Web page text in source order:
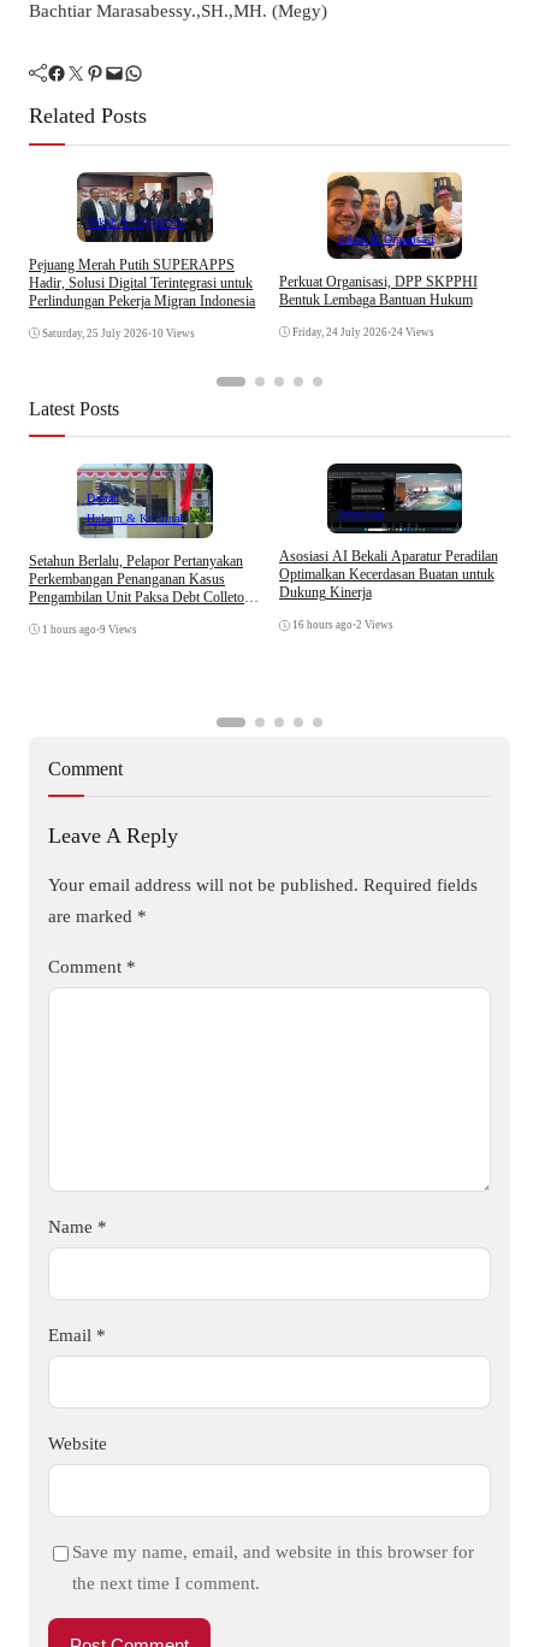
Bachtiar Marasabessy.,SH.,MH. (Megy)
Facebook Twitter Pinterest Mail WhatsApp
Related Posts
Tokoh & Organisasi
Pejuang Merah Putih SUPERAPPS
Hadir, Solusi Digital Terintegrasi untuk
Perlindungan Pekerja Migran Indonesia
Saturday, 25 July 2026•10 Views
Tokoh & Organisasi
Perkuat Organisasi, DPP SKPPHI
Bentuk Lembaga Bantuan Hukum
Friday, 24 July 2026•24 Views
Latest Posts
Daerah
Hukum & Kriminal
Setahun Berlalu, Pelapor Pertanyakan
Perkembangan Penanganan Kasus
Pengambilan Unit Paksa Debt Colletor
1 hours ago •9 Views
Teknologi
Asosiasi AI Bekali Aparatur Peradilan
Optimalkan Kecerdasan Buatan untuk
Dukung Kinerja
16 hours ago •2 Views
Comment
Leave A Reply
Your email address will not be published. Required fields
are marked *
Comment *
Name *
Email *
Website
Save my name, email, and website in this browser for
the next time I comment.